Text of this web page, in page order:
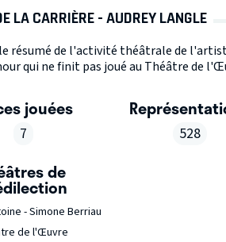
LA CARRIÈRE - AUDREY LANGLE
résumé de l'activité théâtrale de
qui ne finit pas joué au Théâtre de
jouées
7 528
de
- Simone Berriau
de l'Œuvre